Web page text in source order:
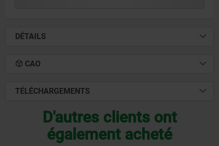
DÉTAILS
CAO
TÉLÉCHARGEMENTS
D'autres clients ont
également acheté